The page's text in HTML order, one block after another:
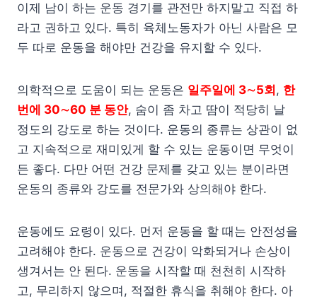
이제 남이 하는 운동 경기를 관전만 하지말고 직접 하
라고 권하고 있다. 특히 육체노동자가 아닌 사람은 모
두 따로 운동을 해야만 건강을 유지할 수 있다.
의학적으로 도움이 되는 운동은 일주일에 3∼5회 , 한
번에 30∼60 분 동안, 숨이 좀 차고 땀이 적당히 날
정도의 강도로 하는 것이다. 운동의 종류는 상관이 없
고 지속적으로 재미있게 할 수 있는 운동이면 무엇이
든 좋다. 다만 어떤 건강 문제를 갖고 있는 분이라면
운동의 종류와 강도를 전문가와 상의해야 한다.
운동에도 요령이 있다. 먼저 운동을 할 때는 안전성을
고려해야 한다. 운동으로 건강이 악화되거나 손상이
생겨서는 안 된다. 운동을 시작할 때 천천히 시작하
고, 무리하지 않으며, 적절한 휴식을 취해야 한다. 아